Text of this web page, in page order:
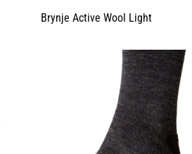
Brynje Active Wool Light